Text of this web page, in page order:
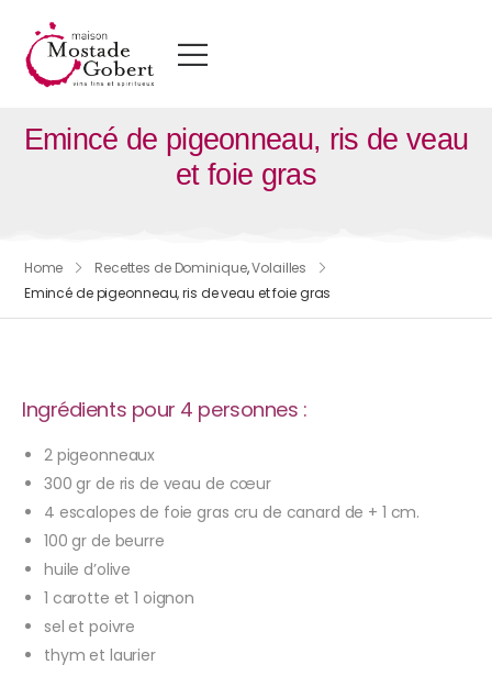
Emincé de pigeonneau, ris de veau
et foie gras
Home Recettes de Dominique,Volailles
Emincé de pigeonneau, ris de veau et foie gras
Ingrédients pour 4 personnes :
2 pigeonneaux
300 gr de ris de veau de cœur
4 escalopes de foie gras cru de canard de + 1 cm.
100 gr de beurre
huile d’olive
1 carotte et 1 oignon
sel et poivre
thym et laurier